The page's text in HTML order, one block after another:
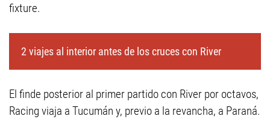
fixture.
2 viajes al interior antes de los cruces con River
El finde posterior al primer partido con River por octavos,
Racing viaja a Tucumán y, previo a la revancha, a Paraná.